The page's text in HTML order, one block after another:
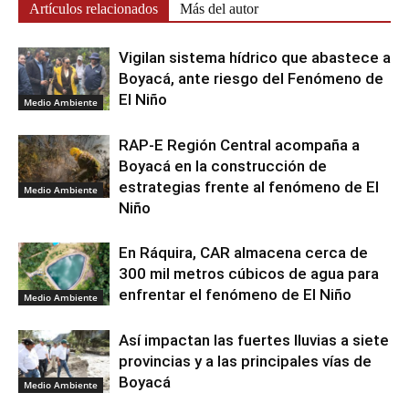
Artículos relacionados Más del autor
Medio Ambiente
Vigilan sistema hídrico que abastece a
Boyacá, ante riesgo del Fenómeno de
El Niño
Medio Ambiente
RAP-E Región Central acompaña a
Boyacá en la construcción de
estrategias frente al fenómeno de El
Niño
Medio Ambiente
En Ráquira, CAR almacena cerca de
300 mil metros cúbicos de agua para
enfrentar el fenómeno de El Niño
Medio Ambiente
Así impactan las fuertes lluvias a siete
provincias y a las principales vías de
Boyacá